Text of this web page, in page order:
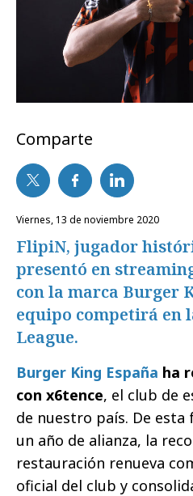
Comparte
viernes, 13 de noviembre 2020
FlipiN, jugador
presentó en
con la marca Burger
equipo competirá en
League.
Burger King España ha
con x6tence, el club de
de nuestro país. De
un año de alianza, la
restauración renueva
oficial del club y